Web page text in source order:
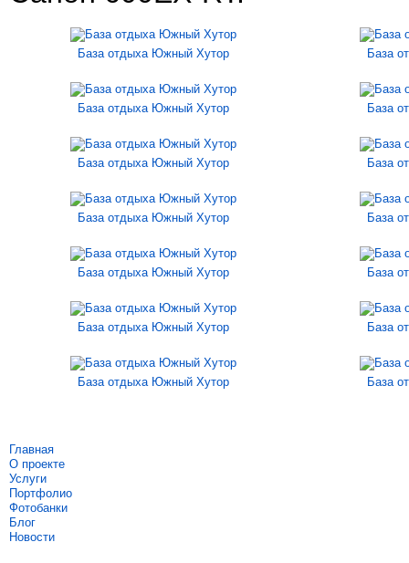
База отдыха Южный Хутор База
База отдыха Южный Хутор База
База отдыха Южный Хутор База
База отдыха Южный Хутор База
База отдыха Южный Хутор База
База отдыха Южный Хутор База
База отдыха Южный Хутор База
Главная
О проекте
Услуги
Портфолио
Фотобанки
Блог
Новости